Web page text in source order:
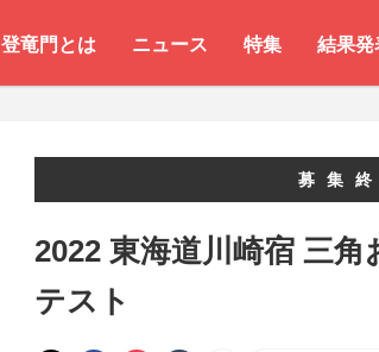
登竜門とは ニュース 特集 結果発
募集
2022 東海道川崎宿 三
テスト